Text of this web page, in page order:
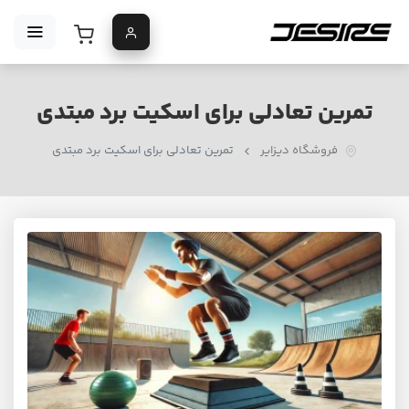
تمرین تعادلی برای اسکیت برد مبتدی
فروشگاه دیزایر تمرین تعادلی برای اسکیت برد مبتدی